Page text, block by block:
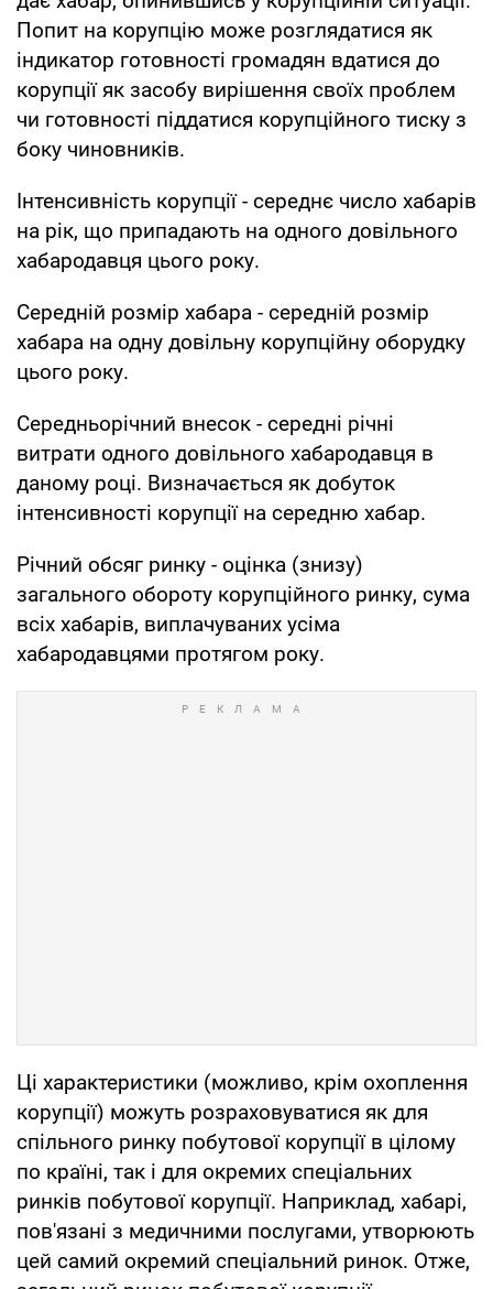
Попит на корупцію може розглядатися як
індикатор готовності громадян вдатися до
корупції як засобу вирішення своїх проблем
чи готовності піддатися корупційного тиску з
боку чиновників.
Інтенсивність корупції - середнє число хабарів
на рік, що припадають на одного довільного
хабародавця цього року.
Середній розмір хабара - середній розмір
хабара на одну довільну корупційну оборудку
цього року.
Середньорічний внесок - середні річні
витрати одного довільного хабародавця в
даному році. Визначається як добуток
інтенсивності корупції на середню хабар.
Річний обсяг ринку - оцінка (знизу)
загального обороту корупційного ринку, сума
всіх хабарів, виплачуваних усіма
хабародавцями протягом року.
Ці характеристики (можливо, крім охоплення
корупції) можуть розраховуватися як для
спільного ринку побутової корупції в цілому
по країні, так і для окремих спеціальних
ринків побутової корупції. Наприклад, хабарі,
пов'язані з медичними послугами, утворюють
цей самий окремий спеціальний ринок. Отже,